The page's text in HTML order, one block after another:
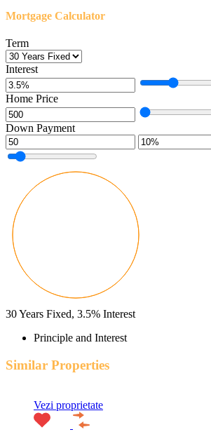
Mortgage Calculator
Term
Interest
Home Price
Down Payment
30Years Fixed, 3.5% Interest
Principle and Interest
Similar Properties
Vezi proprietate